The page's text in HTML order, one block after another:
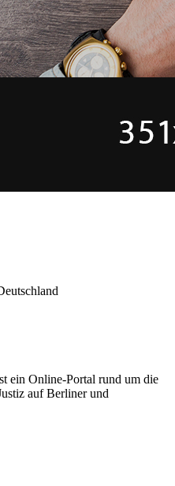
ein Online-Portal rund um die
auf Berliner und